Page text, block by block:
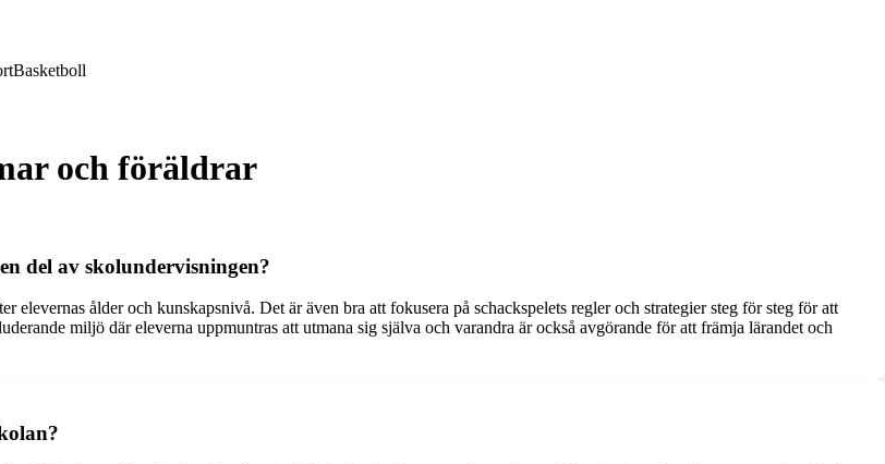
Basketboll
och föräldrar
del av skolundervisningen?
ålder och kunskapsnivå. Det är även bra att fokusera på schackspelets regler och strategier steg för steg för att
miljö där eleverna uppmuntras att utmana sig själva och varandra är också avgörande för att främja lärandet och